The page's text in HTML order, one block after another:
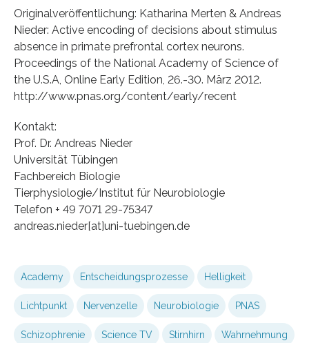
Originalveröffentlichung: Katharina Merten & Andreas
Nieder: Active encoding of decisions about stimulus
absence in primate prefrontal cortex neurons.
Proceedings of the National Academy of Science of
the U.S.A, Online Early Edition, 26.-30. März 2012.
http://www.pnas.org/content/early/recent
Kontakt:
Prof. Dr. Andreas Nieder
Universität Tübingen
Fachbereich Biologie
Tierphysiologie/Institut für Neurobiologie
Telefon + 49 7071 29-75347
andreas.nieder[at]uni-tuebingen.de
Academy Entscheidungsprozesse Helligkeit
Lichtpunkt Nervenzelle Neurobiologie PNAS
Schizophrenie Science TV Stirnhirn Wahrnehmung